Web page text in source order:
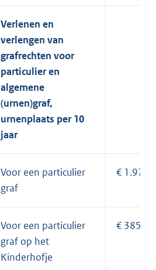
Verlenen en
verlengen van
grafrechten voor
particulier en
algemene
(urnen)graf,
urnenplaats per 10
jaar
Voor een particulier
graf
€ 1.975
Voor een particulier
graf op het
Kinderhofje
€ 385